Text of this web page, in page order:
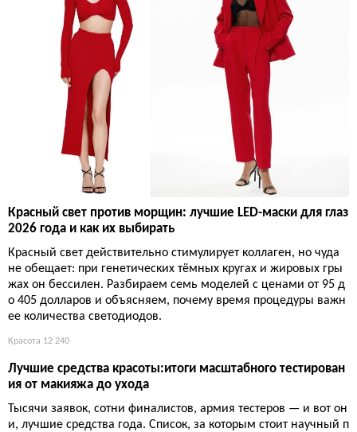
Красный свет против морщин: лучшие LED-маски для глаз
2026 года и как их выбирать
Красный свет действительно стимулирует коллаген, но чуда
не обещает: при генетических тёмных кругах и жировых гры
жах он бессилен. Разбираем семь моделей с ценами от 95 д
о 405 долларов и объясняем, почему время процедуры важн
ее количества светодиодов.
Красота 12 240
Лучшие средства красоты:итоги масштабного тестирован
ия от макияжа до ухода
Тысячи заявок, сотни финалистов, армия тестеров — и вот он
и, лучшие средства года. Список, за которым стоит научный п